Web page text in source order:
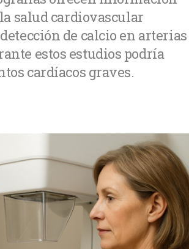
salud cardiovascular
de calcio en arterias
estos estudios podría
cardíacos graves.